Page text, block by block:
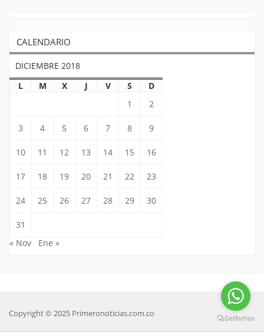
CALENDARIO
DICIEMBRE 2018
L
M X J V S
D
1
2
3 4 5 6 7 8 9
10 11 12 13 14 15 16
17 18 19 20 21 22 23
24 25 26 27 28 29 30
31
« Nov
Ene »
Copyright © 2025 Primeronoticias.com.co